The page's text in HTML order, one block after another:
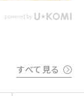
すべて見る